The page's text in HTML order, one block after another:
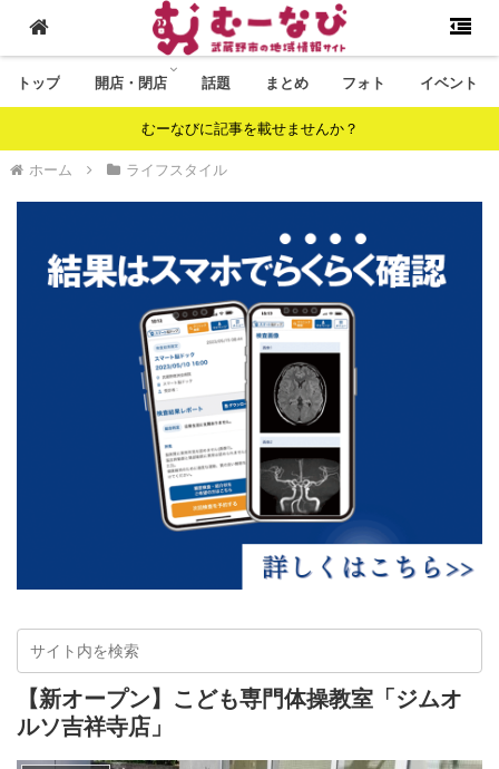
トップ 開店・閉店 話題 まとめ フォト イベント
むーなびに記事を載せませんか？
ホーム ライフスタイル
【新オープン】こども専門体操教室「ジムオ
ルソ吉祥寺店」